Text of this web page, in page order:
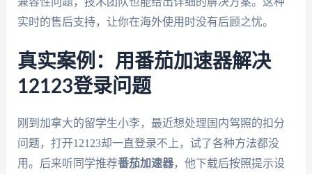
实时的售后支持，让你在海外使用时没有后顾之忧。
真实案例：用番茄加速器解决
12123登录问题
刚到加拿大的留学生小李，最近想处理国内驾照的扣分
问题，打开12123却一直登录不上，试了各种方法都没
用。后来听同学推荐番茄加速器，他下载后按照提示设